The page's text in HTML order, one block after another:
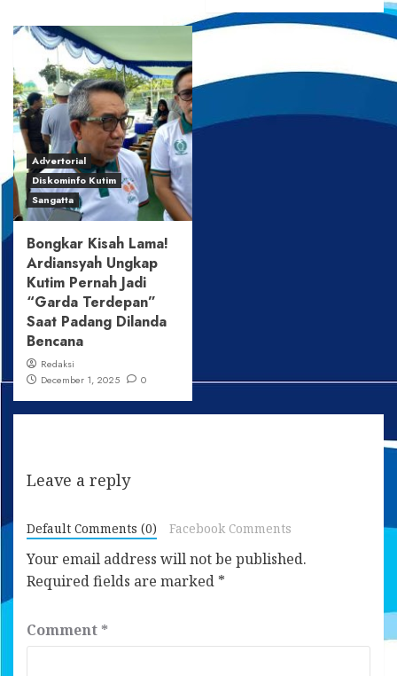
Advertorial
Diskominfo Kutim
Sangatta
Bongkar Kisah Lama!
Ardiansyah Ungkap
Kutim Pernah Jadi
“Garda Terdepan”
Saat Padang Dilanda
Bencana
Redaksi
December 1, 2025
0
Leave a reply
Default Comments (0) Facebook Comments
Your email address will not be published.
Required fields are marked *
Comment *